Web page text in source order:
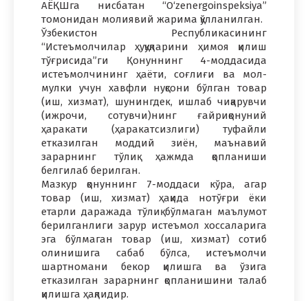
АЁҚШга нисбатан “O‘zenergoinspeksiya”
томонидан молиявий жарима қўлланилган.
Ўзбекистон Республикасининг
“Истеъмолчилар ҳуқуқларини ҳимоя қилиш
тўғрисида”ги Қонуннинг 4-моддасида
истеъмолчининг ҳаёти, соғлиғи ва мол-
мулки учун хавфли нуқсони бўлган товар
(иш, хизмат), шунингдек, ишлаб чиқарувчи
(ижрочи, сотувчи)нинг ғайриқонуний
ҳаракати (ҳаракатсизлиги) туфайли
етказилган моддий зиён, маънавий
зарарнинг тўлиқ ҳажмда қопланиши
белгилаб берилган.
Мазкур қонуннинг 7-моддаси кўра, агар
товар (иш, хизмат) ҳақида нотўғри ёки
етарли даражада тўлиқ бўлмаган маълумот
берилганлиги зарур истеъмол хоссаларига
эга бўлмаган товар (иш, хизмат) сотиб
олинишига сабаб бўлса, истеъмолчи
шартномани бекор қилишга ва ўзига
етказилган зарарнинг қопланишини талаб
қилишга ҳақлидир.